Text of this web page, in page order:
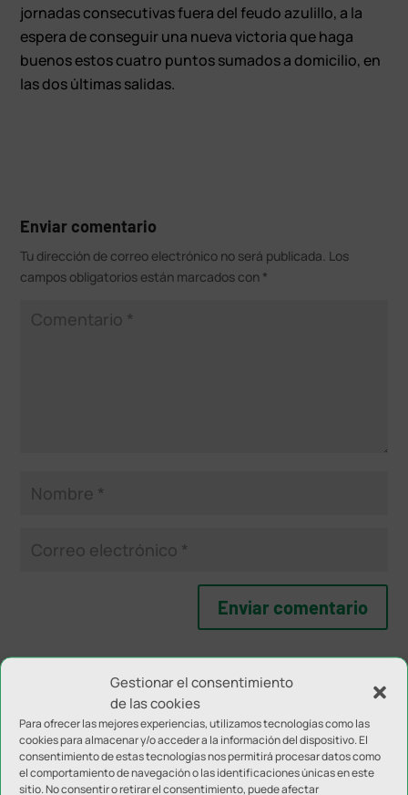
Gestionar el consentimiento
de las cookies
Para ofrecer las mejores experiencias, utilizamos tecnologías como las
cookies para almacenar y/o acceder a la información del dispositivo. El
consentimiento de estas tecnologías nos permitirá procesar datos como
el comportamiento de navegación o las identificaciones únicas en este
sitio. No consentir o retirar el consentimiento, puede afectar
jornadas consecutivas fuera del feudo azulillo, a la
espera de conseguir una nueva victoria que haga
buenos estos cuatro puntos sumados a domicilio, en
las dos últimas salidas.
Enviar comentario
Tu dirección de correo electrónico no será publicada. Los
campos obligatorios están marcados con *
NOTICIAS RELACIONADAS